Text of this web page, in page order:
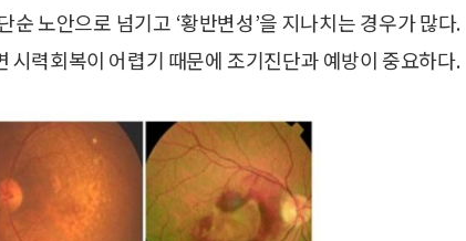
노안으로 넘기고 ‘황반변성’을 지나치는 경우가 많다.
시력회복이 어렵기 때문에 조기진단과 예방이 중요하다.